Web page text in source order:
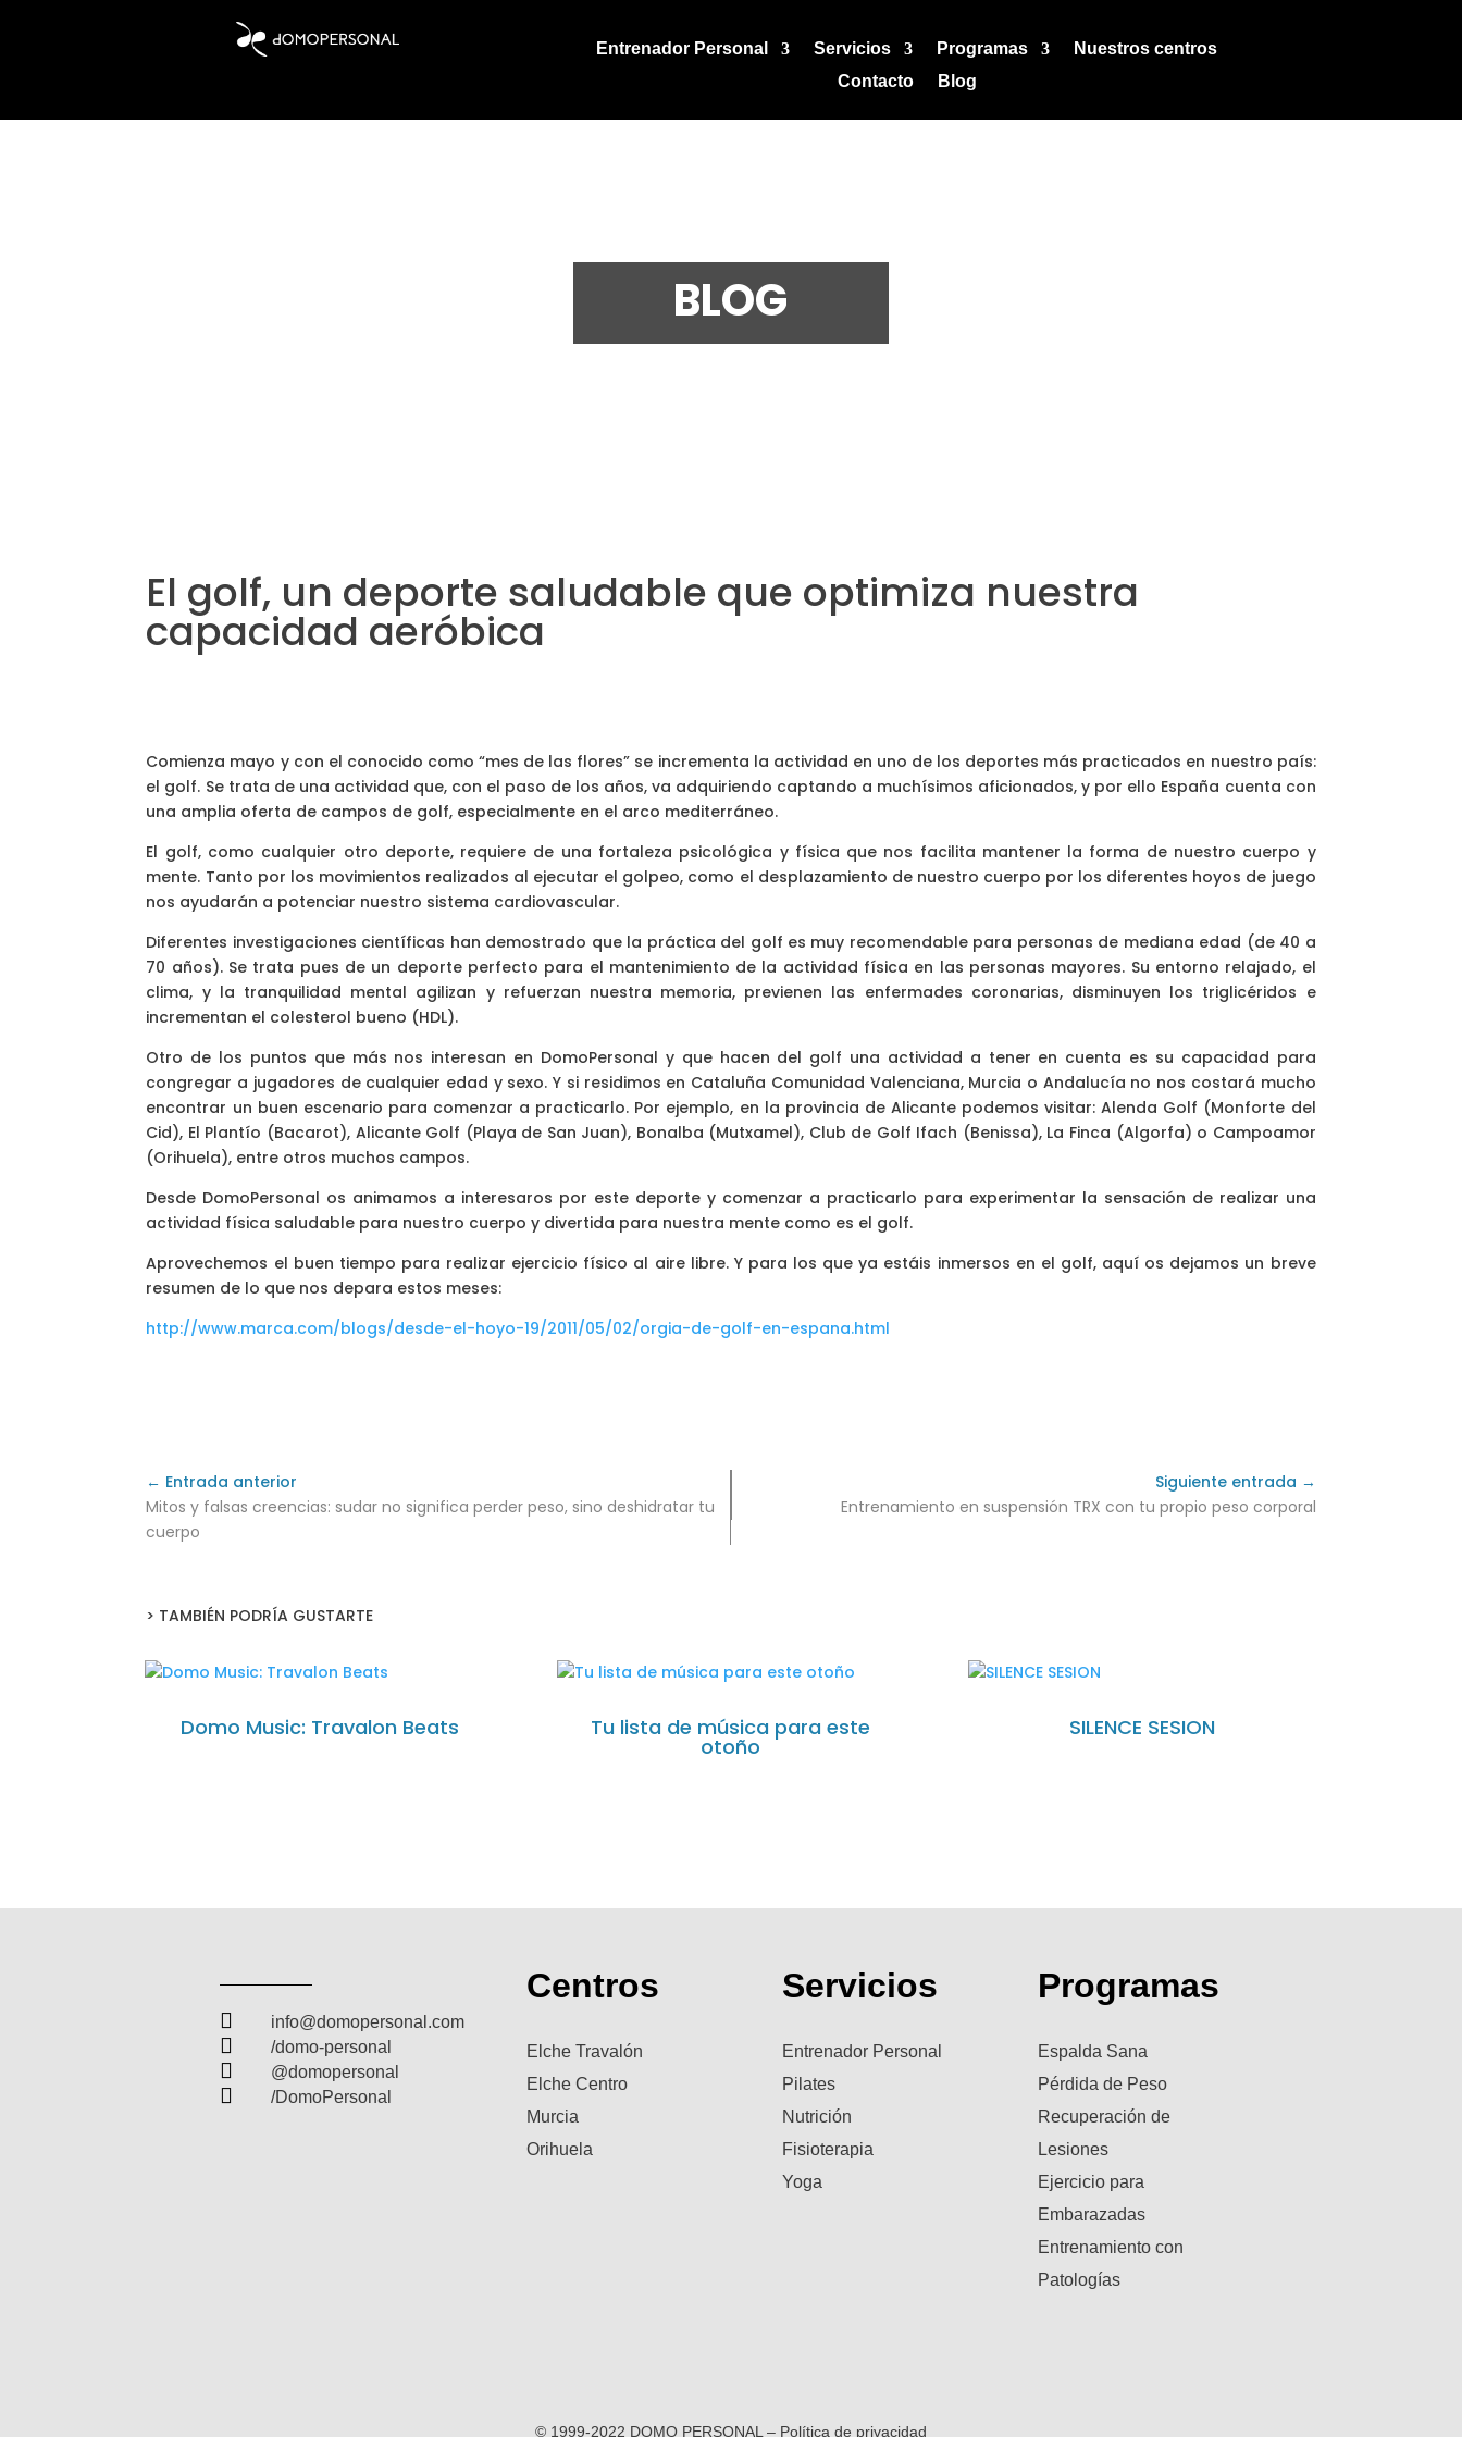
Entrenador Personal Servicios Programas
Nuestros centros
Contacto
Blog
BLOG
El golf, un deporte saludable que optimiza nuestra
capacidad aeróbica
Comienza mayo y con el conocido como “mes de las flores” se incrementa la actividad en uno de los deportes más practicados en nuestro país:
el golf. Se trata de una actividad que, con el paso de los años, va adquiriendo captando a muchísimos aficionados, y por ello España cuenta con
una amplia oferta de campos de golf, especialmente en el arco mediterráneo.
El golf, como cualquier otro deporte, requiere de una fortaleza psicológica y física que nos facilita mantener la forma de nuestro cuerpo y
mente. Tanto por los movimientos realizados al ejecutar el golpeo, como el desplazamiento de nuestro cuerpo por los diferentes hoyos de juego
nos ayudarán a potenciar nuestro sistema cardiovascular.
Diferentes investigaciones científicas han demostrado que la práctica del golf es muy recomendable para personas de mediana edad (de 40 a
70 años). Se trata pues de un deporte perfecto para el mantenimiento de la actividad física en las personas mayores. Su entorno relajado, el
clima, y la tranquilidad mental agilizan y refuerzan nuestra memoria, previenen las enfermades coronarias, disminuyen los triglicéridos e
incrementan el colesterol bueno (HDL).
Otro de los puntos que más nos interesan en DomoPersonal y que hacen del golf una actividad a tener en cuenta es su capacidad para
congregar a jugadores de cualquier edad y sexo. Y si residimos en Cataluña Comunidad Valenciana, Murcia o Andalucía no nos costará mucho
encontrar un buen escenario para comenzar a practicarlo. Por ejemplo, en la provincia de Alicante podemos visitar: Alenda Golf (Monforte del
Cid), El Plantío (Bacarot), Alicante Golf (Playa de San Juan), Bonalba (Mutxamel), Club de Golf Ifach (Benissa), La Finca (Algorfa) o Campoamor
(Orihuela), entre otros muchos campos.
Desde DomoPersonal os animamos a interesaros por este deporte y comenzar a practicarlo para experimentar la sensación de realizar una
actividad física saludable para nuestro cuerpo y divertida para nuestra mente como es el golf.
Aprovechemos el buen tiempo para realizar ejercicio físico al aire libre. Y para los que ya estáis inmersos en el golf, aquí os dejamos un breve
resumen de lo que nos depara estos meses:
http://www.marca.com/blogs/desde-el-hoyo-19/2011/05/02/orgia-de-golf-en-espana.html
← Entrada anterior
Mitos y falsas creencias: sudar no significa perder peso, sino deshidratar tu
cuerpo
Siguiente entrada →
Entrenamiento en suspensión TRX con tu propio peso corporal
> TAMBIÉN PODRÍA GUSTARTE
Domo Music: Travalon Beats Tu lista de música para este
otoño
SILENCE SESION
 info@domopersonal.com
 /domo-personal
 @domopersonal
 /DomoPersonal
Centros
Elche Travalón
Elche Centro
Murcia
Orihuela
Servicios
Entrenador Personal
Pilates
Nutrición
Fisioterapia
Yoga
Programas
Espalda Sana
Pérdida de Peso
Recuperación de
Lesiones
Ejercicio para
Embarazadas
Entrenamiento con
Patologías
© 1999-2022 DOMO PERSONAL – Política de privacidad